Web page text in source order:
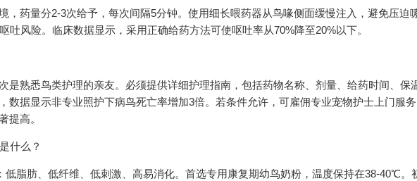
，药量分2-3次给予，每次间隔5分钟。使用细长喂药器从鸟喙侧面缓慢注入，避免压迫
吐风险。临床数据显示，采用正确给药方法可使呕吐率从70%降至20%以下。
是熟悉鸟类护理的亲友。必须提供详细护理指南，包括药物名称、剂量、给药时间、保
数据显示非专业照护下病鸟死亡率增加3倍。若条件允许，可雇佣专业宠物护士上门服
提高。
什么？
低脂肪、低纤维、低刺激、高易消化。首选专用康复期幼鸟奶粉，温度保持在38-40℃。